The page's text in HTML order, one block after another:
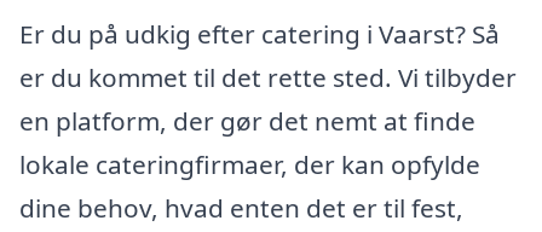
Er du på udkig efter catering i Vaarst? Så
er du kommet til det rette sted. Vi tilbyder
en platform, der gør det nemt at finde
lokale cateringfirmaer, der kan opfylde
dine behov, hvad enten det er til fest,